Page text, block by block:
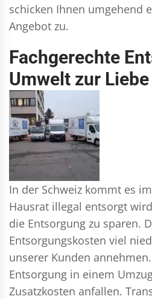
schicken Ihnen umgehend
Angebot zu.
Fachgerechte
Umwelt zur Liebe
In der Schweiz kommt es
Hausrat illegal entsorgt
die Entsorgung zu sparen.
Entsorgungskosten viel
unserer Kunden
Entsorgung in einem
Zusatzkosten anfallen.